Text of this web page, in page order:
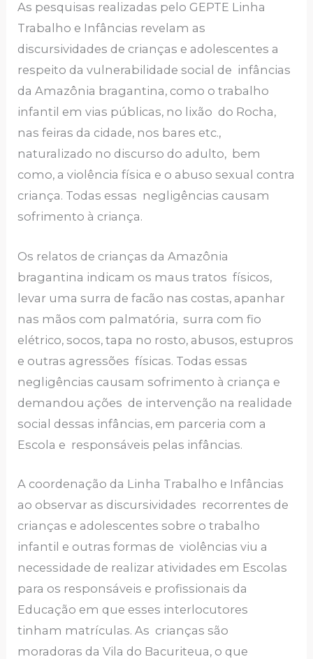
As pesquisas realizadas pelo GEPTE Linha
Trabalho e Infâncias revelam as
discursividades de crianças e adolescentes a
respeito da vulnerabilidade social de infâncias
da Amazônia bragantina, como o trabalho
infantil em vias públicas, no lixão do Rocha,
nas feiras da cidade, nos bares etc.,
naturalizado no discurso do adulto, bem
como, a violência física e o abuso sexual contra
criança. Todas essas negligências causam
sofrimento à criança.
Os relatos de crianças da Amazônia
bragantina indicam os maus tratos físicos,
levar uma surra de facão nas costas, apanhar
nas mãos com palmatória, surra com fio
elétrico, socos, tapa no rosto, abusos, estupros
e outras agressões físicas. Todas essas
negligências causam sofrimento à criança e
demandou ações de intervenção na realidade
social dessas infâncias, em parceria com a
Escola e responsáveis pelas infâncias.
A coordenação da Linha Trabalho e Infâncias
ao observar as discursividades recorrentes de
crianças e adolescentes sobre o trabalho
infantil e outras formas de violências viu a
necessidade de realizar atividades em Escolas
para os responsáveis e profissionais da
Educação em que esses interlocutores
tinham matrículas. As crianças são
moradoras da Vila do Bacuriteua, o que